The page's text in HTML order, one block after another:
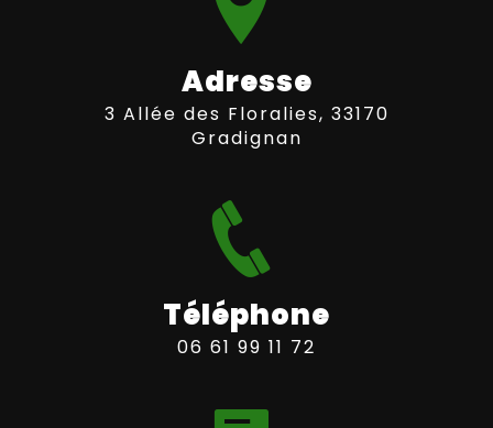
Adresse
3 Allée des Floralies, 33170
Gradignan
Téléphone
06 61 99 11 72